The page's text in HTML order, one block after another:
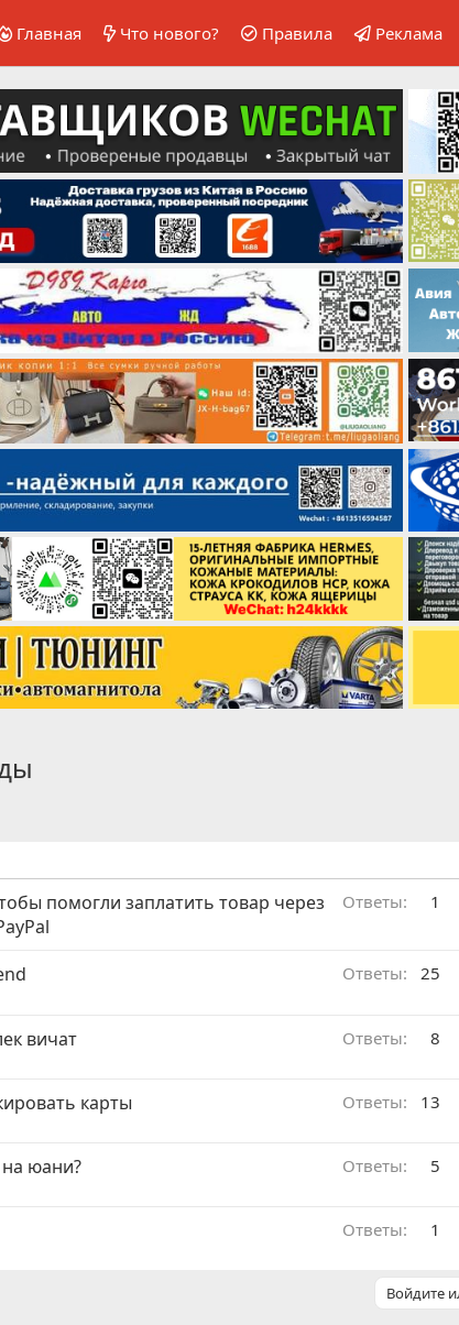
Главная Что нового? Правила Реклама
помогли заплатить товар через
Ответы 1
Ответы 25
вичат Ответы 8
карты Ответы 13
юани? Ответы 5
Ответы 1
Войдите